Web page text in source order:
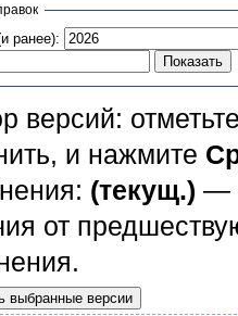
ранее):
версий:
и нажмите
(текущ.) —
от